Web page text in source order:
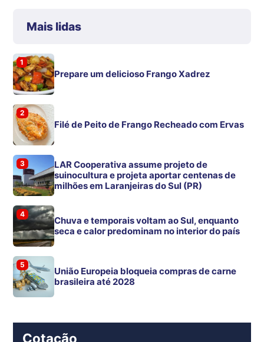
Mais lidas
1
Prepare um delicioso Frango Xadrez
2
Filé de Peito de Frango Recheado com Ervas
3
LAR Cooperativa assume projeto de
suinocultura e projeta aportar centenas de
milhões em Laranjeiras do Sul (PR)
4
Chuva e temporais voltam ao Sul, enquanto
seca e calor predominam no interior do país
5
União Europeia bloqueia compras de carne
brasileira até 2028
Cotação